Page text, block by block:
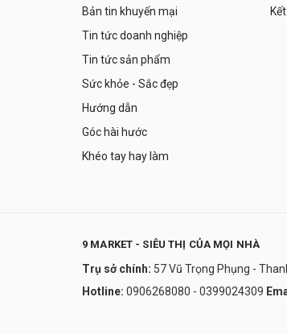
Bản tin khuyến mại
Tin tức doanh nghiệp
Tin tức sản phẩm
Sức khỏe - Sắc đẹp
Hướng dẫn
Góc hài hước
Khéo tay hay làm
9 MARKET - SIÊU THỊ CỦA MỌI NHÀ
Trụ sở chính: 57 Vũ Trọng Phụng -
Hotline: 0906268080 - 0399024309